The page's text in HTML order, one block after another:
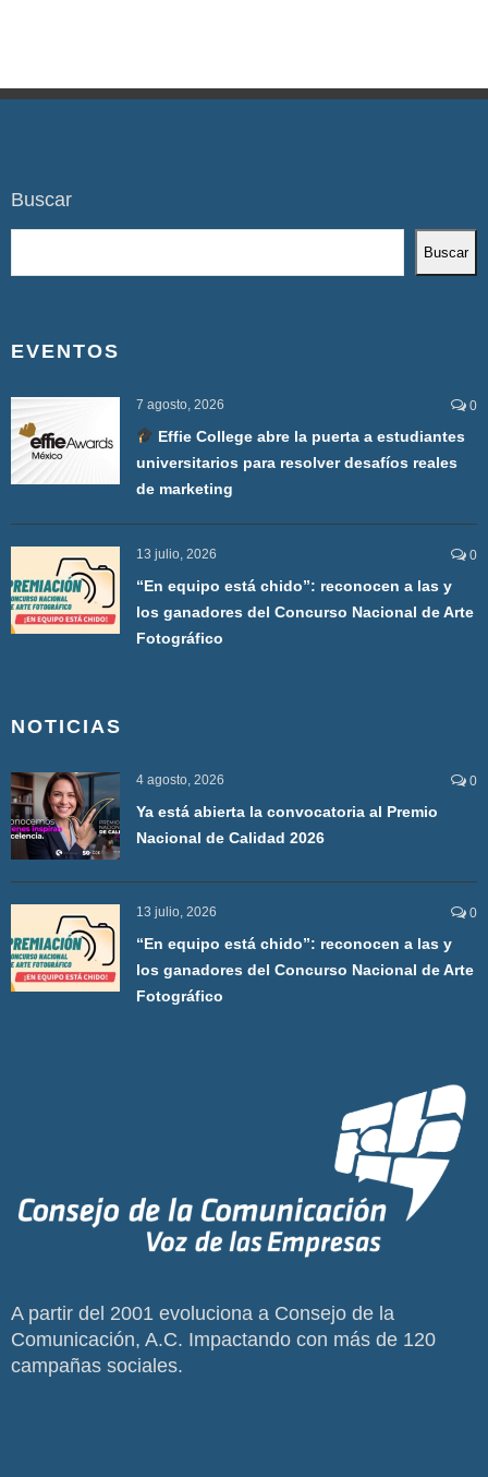
Buscar
Buscar
EVENTOS
7 agosto, 2026 0
Effie College abre la puerta a estudiantes
universitarios para resolver desafíos reales
de marketing
13 julio, 2026 0
“En equipo está chido”: reconocen a las y
los ganadores del Concurso Nacional de Arte
Fotográfico
NOTICIAS
4 agosto, 2026 0
Ya está abierta la convocatoria al Premio
Nacional de Calidad 2026
13 julio, 2026 0
“En equipo está chido”: reconocen a las y
los ganadores del Concurso Nacional de Arte
Fotográfico
A partir del 2001 evoluciona a Consejo de la
Comunicación, A.C. Impactando con más de 120
campañas sociales.